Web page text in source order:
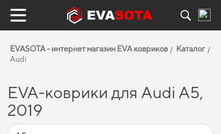
EVASOTA - интернет магазин EVA ковриков
Каталог
Audi
EVA-коврики для Audi A5,
2019